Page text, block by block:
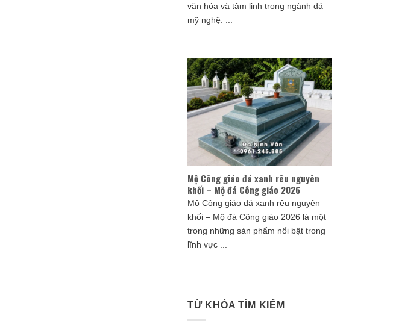
văn hóa và tâm linh trong ngành đá
mỹ nghệ. ...
Mộ Công giáo đá xanh rêu nguyên
khối – Mộ đá Công giáo 2026
Mộ Công giáo đá xanh rêu nguyên
khối – Mộ đá Công giáo 2026 là một
trong những sản phẩm nổi bật trong
lĩnh vực ...
TỪ KHÓA TÌM KIẾM